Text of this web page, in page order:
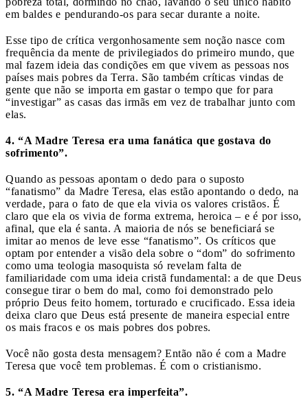
em baldes e pendurando-os para secar durante a noite.
Esse tipo de crítica vergonhosamente sem noção nasce com
frequência da mente de privilegiados do primeiro mundo, que
mal fazem ideia das condições em que vivem as pessoas nos
países mais pobres da Terra. São também críticas vindas de
gente que não se importa em gastar o tempo que for para
“investigar” as casas das irmãs em vez de trabalhar junto com
elas.
4. “A Madre Teresa era uma fanática que gostava do
sofrimento”.
Quando as pessoas apontam o dedo para o suposto
“fanatismo” da Madre Teresa, elas estão apontando o dedo, na
verdade, para o fato de que ela vivia os valores cristãos. É
claro que ela os vivia de forma extrema, heroica – e é por isso,
afinal, que ela é santa. A maioria de nós se beneficiará se
imitar ao menos de leve esse “fanatismo”. Os críticos que
optam por entender a visão dela sobre o “dom” do sofrimento
como uma teologia masoquista só revelam falta de
familiaridade com uma ideia cristã fundamental: a de que Deus
consegue tirar o bem do mal, como foi demonstrado pelo
próprio Deus feito homem, torturado e crucificado. Essa ideia
deixa claro que Deus está presente de maneira especial entre
os mais fracos e os mais pobres dos pobres.
Você não gosta desta mensagem? Então não é com a Madre
Teresa que você tem problemas. É com o cristianismo.
5. “A Madre Teresa era imperfeita”.